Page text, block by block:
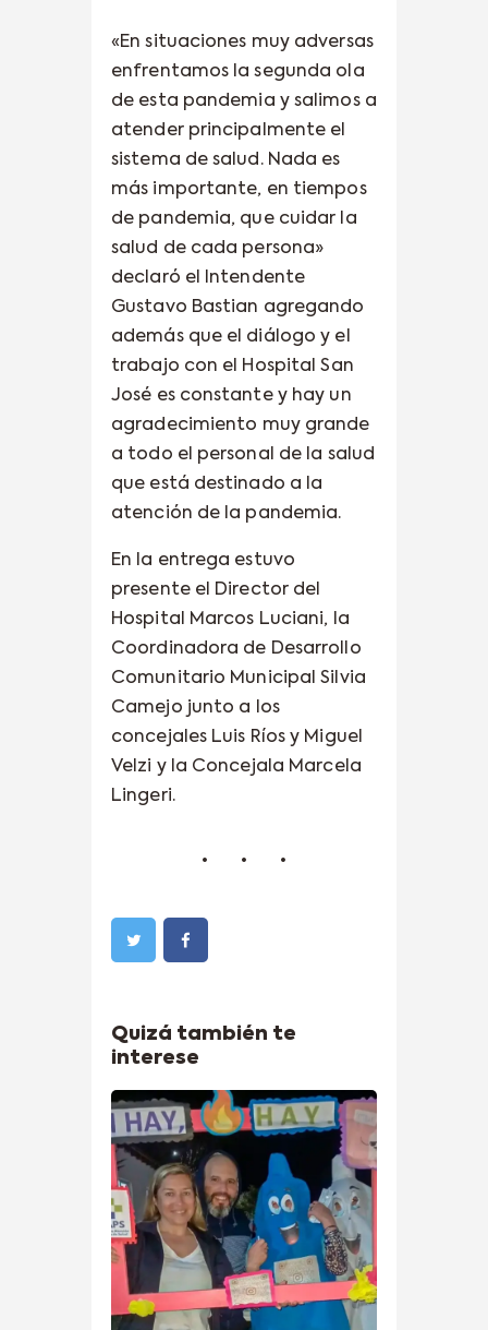
«En situaciones muy adversas
enfrentamos la segunda ola
de esta pandemia y salimos a
atender principalmente el
sistema de salud. Nada es
más importante, en tiempos
de pandemia, que cuidar la
salud de cada persona»
declaró el Intendente
Gustavo Bastian agregando
además que el diálogo y el
trabajo con el Hospital San
José es constante y hay un
agradecimiento muy grande
a todo el personal de la salud
que está destinado a la
atención de la pandemia.
En la entrega estuvo
presente el Director del
Hospital Marcos Luciani, la
Coordinadora de Desarrollo
Comunitario Municipal Silvia
Camejo junto a los
concejales Luis Ríos y Miguel
Velzi y la Concejala Marcela
Lingeri.
Quizá también te
interese